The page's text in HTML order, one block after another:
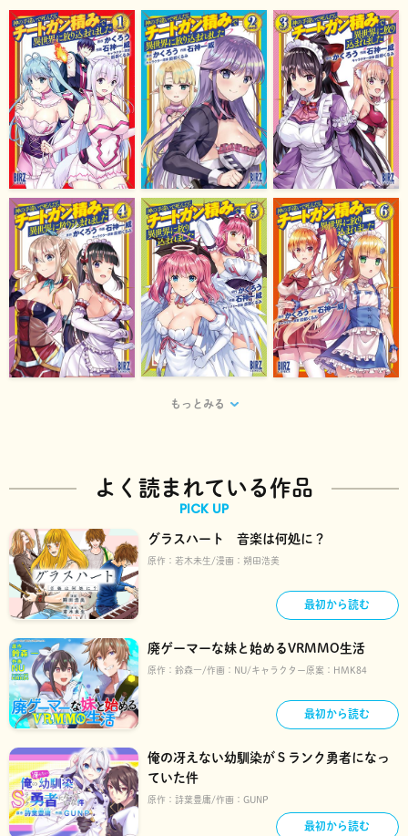
もっとみる
よく読まれている作品
PICK UP
グラスハート 音楽は何処に？
原作： 若木未生 漫画： 朔田浩美
最初から読む
廃ゲーマーな妹と始めるVRMMO生活
原作： 鈴森一 作画： NU キャラクター原案： HMK84
最初から読む
俺の冴えない幼馴染がＳランク勇者になっ
ていた件
原作： 詩葉豊庸 作画： GUNP
最初から読む